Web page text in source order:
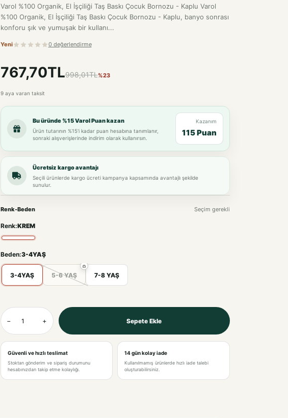
Varol %100 Organik, El İşçiliği Taş Baskı Çocuk Bornozu - Kaplu Varol
%100 Organik, El İşçiliği Taş Baskı Çocuk Bornozu - Kaplu, banyo sonrası
konforu şık ve yumuşak bir kullanı...
Yeni 0 değerlendirme
767,70TL998,01TL%23
9 aya varan taksit
Bu üründe %15 Varol Puan kazan
Ürün tutarının %15'i kadar puan hesabına tanımlanır,
sonraki alışverişlerinde indirim olarak kullanırsın.
Kazanım
115 Puan
Ücretsiz kargo avantajı
Seçili ürünlerde kargo ücreti kampanya kapsamında avantajlı şekilde
sunulur.
Renk-Beden Seçim gerekli
Renk:KREM
Beden:3-4YAŞ
3-4YAŞ 5-6 YAŞ 7-8 YAŞ
KREM-5-6 YAŞ
KREM-7-8 YAŞ
− + Sepete Ekle
Güvenli ve hızlı teslimat
Stoktan gönderim ve sipariş durumunu
hesabınızdan takip etme kolaylığı.
14 gün kolay iade
Kullanılmamış ürünlerde hızlı iade talebi
oluşturabilirsiniz.